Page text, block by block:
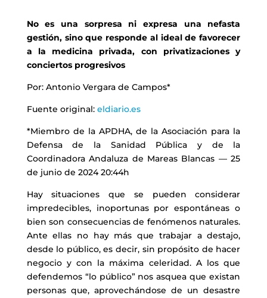
No es una sorpresa ni expresa una nefasta
gestión, sino que responde al ideal de favorecer
a la medicina privada, con privatizaciones y
conciertos progresivos
Por: Antonio Vergara de Campos*
Fuente original:eldiario.es
*Miembro de la APDHA, de la Asociación para la
Defensa de la Sanidad Pública y de la
Coordinadora Andaluza de Mareas Blancas — 25
de junio de 2024 20:44h
Hay situaciones que se pueden considerar
impredecibles, inoportunas por espontáneas o
bien son consecuencias de fenómenos naturales.
Ante ellas no hay más que trabajar a destajo,
desde lo público, es decir, sin propósito de hacer
negocio y con la máxima celeridad. A los que
defendemos “lo público” nos asquea que existan
personas que, aprovechándose de un desastre